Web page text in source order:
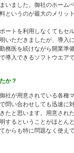
いました。御社のホーム
というのが最大のメリッ
ートを利用しなくてもセ
いただきましたが、導入
務医を続けながら開業準
導入できるソフトウエア
か？
社が用意されている各種
問い合わせしても迅速に
たと思います。用意され
するということがほとん
からも特に問題なく使えて